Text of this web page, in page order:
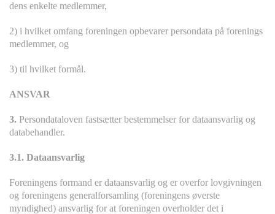
dens enkelte medlemmer,
2) i hvilket omfang foreningen opbevarer persondata på forenings
medlemmer, og
3) til hvilket formål.
ANSVAR
3. Persondataloven fastsætter bestemmelser for dataansvarlig og
databehandler.
3.1. Dataansvarlig
Foreningens formand er dataansvarlig og er overfor lovgivningen
og foreningens generalforsamling (foreningens øverste
myndighed) ansvarlig for at foreningen overholder det i